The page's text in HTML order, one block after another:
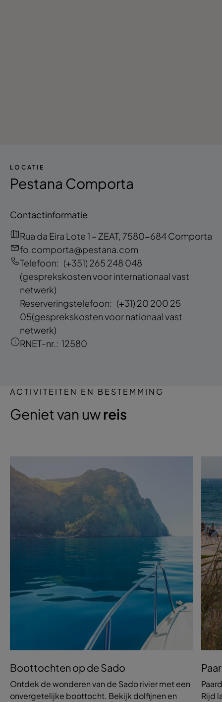
LOCATIE
Pestana Comporta
Contactinformatie
Rua da Eira Lote 1 – ZEAT, 7580-684 Comporta
fo.comporta@pestana.com
Telefoon: (+351) 265 248 048
(gesprekskosten voor internationaal vast
netwerk)
Reserveringstelefoon: (+31) 20 200 25
05(gesprekskosten voor nationaal vast
netwerk)
RNET-nr.: 12580
ACTIVITEITEN EN BESTEMMING
Geniet van uw reis
Boottochten op de Sado
Ontdek de wonderen van de Sado rivier met een
onvergetelijke boottocht. Bekijk dolfijnen en
Rijd